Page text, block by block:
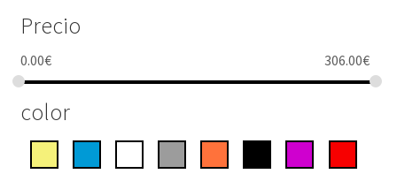
Precio
0.00€ 306.00€
color